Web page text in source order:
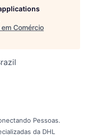
Comércio
Pessoas.
da DHL